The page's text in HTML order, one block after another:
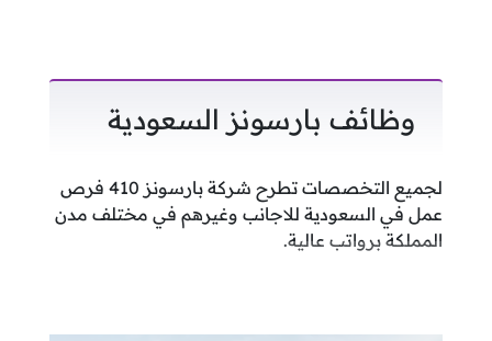
وظائف بارسونز السعودية
لجميع التخصصات تطرح شركة بارسونز 410 فرص
عمل في السعودية للاجانب وغيرهم في مختلف مدن
المملكة برواتب عالية.